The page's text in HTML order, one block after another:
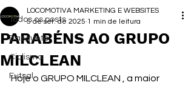
Todos os posts
Basquete
Ciclismo
Futsal
PARABÉNS AO GRUPO
MILCLEAN
LOCOMOTIVA MARKETING E WEBSITES
5 de set. de 2025 1 min de leitura
Hoje o GRUPO MILCLEAN , a maior